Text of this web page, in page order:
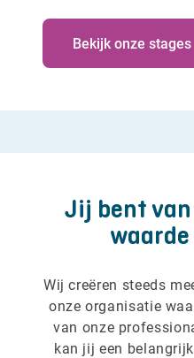
Bekijk onze stages
Jij bent
waarde
Wij creëren steeds
onze organisatie
van onze
kan jij een